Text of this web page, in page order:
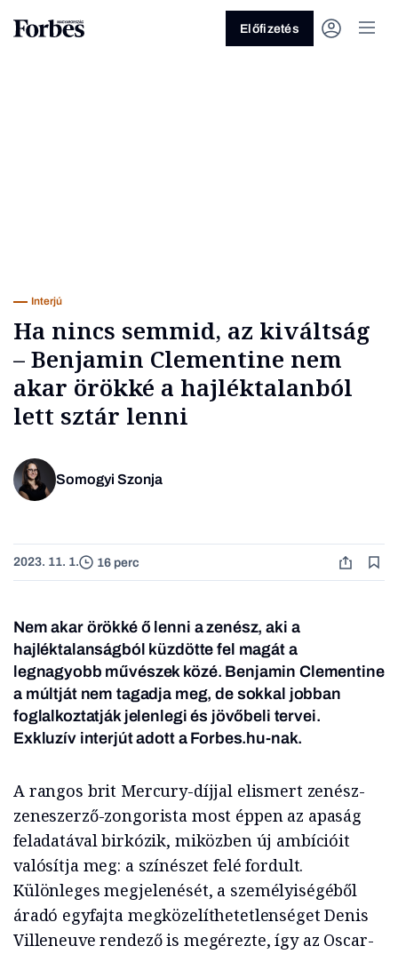
Előfizetés
Interjú
Ha nincs semmid, az kiváltság
– Benjamin Clementine nem
akar örökké a hajléktalanból
lett sztár lenni
Somogyi Szonja
2023. 11. 1. 16 perc
Nem akar örökké ő lenni a zenész, aki a
hajléktalanságból küzdötte fel magát a
legnagyobb művészek közé. Benjamin Clementine
a múltját nem tagadja meg, de sokkal jobban
foglalkoztatják jelenlegi és jövőbeli tervei.
Exkluzív interjút adott a Forbes.hu-nak.
A rangos brit Mercury-díjjal elismert zenész-
zeneszerző-zongorista most éppen az apaság
feladatával birkózik, miközben új ambícióit
valósítja meg: a színészet felé fordult.
Különleges megjelenését, a személyiségéből
áradó egyfajta megközelíthetetlenséget Denis
Villeneuve rendező is megérezte, így az Oscar-